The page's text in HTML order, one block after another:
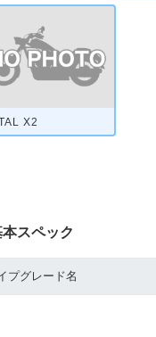
X2
スペック
プグレード名